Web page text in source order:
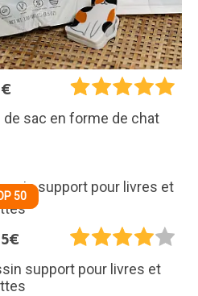
de sac en forme de chat
50
support pour livres et